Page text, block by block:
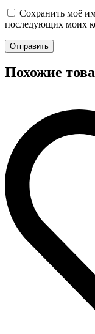
Сохранить моё
последующих моих
Похожие